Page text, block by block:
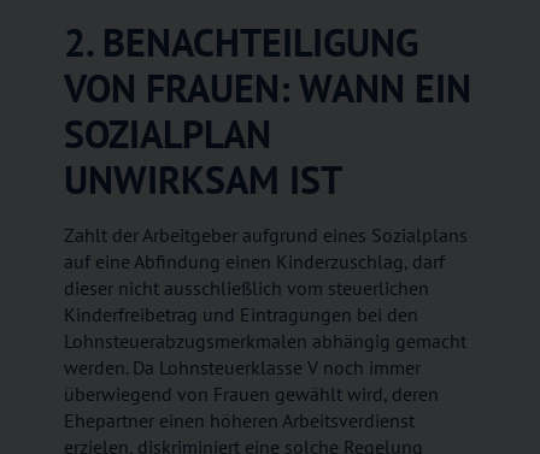
2. BENACHTEILIGUNG
VON FRAUEN: WANN EIN
SOZIALPLAN
UNWIRKSAM IST
Zahlt der Arbeitgeber aufgrund eines Sozialplans
auf eine Abfindung einen Kinderzuschlag, darf
dieser nicht ausschließlich vom steuerlichen
Kinderfreibetrag und Eintragungen bei den
Lohnsteuerabzugsmerkmalen abhängig gemacht
werden. Da Lohnsteuerklasse V noch immer
überwiegend von Frauen gewählt wird, deren
Ehepartner einen höheren Arbeitsverdienst
erzielen, diskriminiert eine solche Regelung